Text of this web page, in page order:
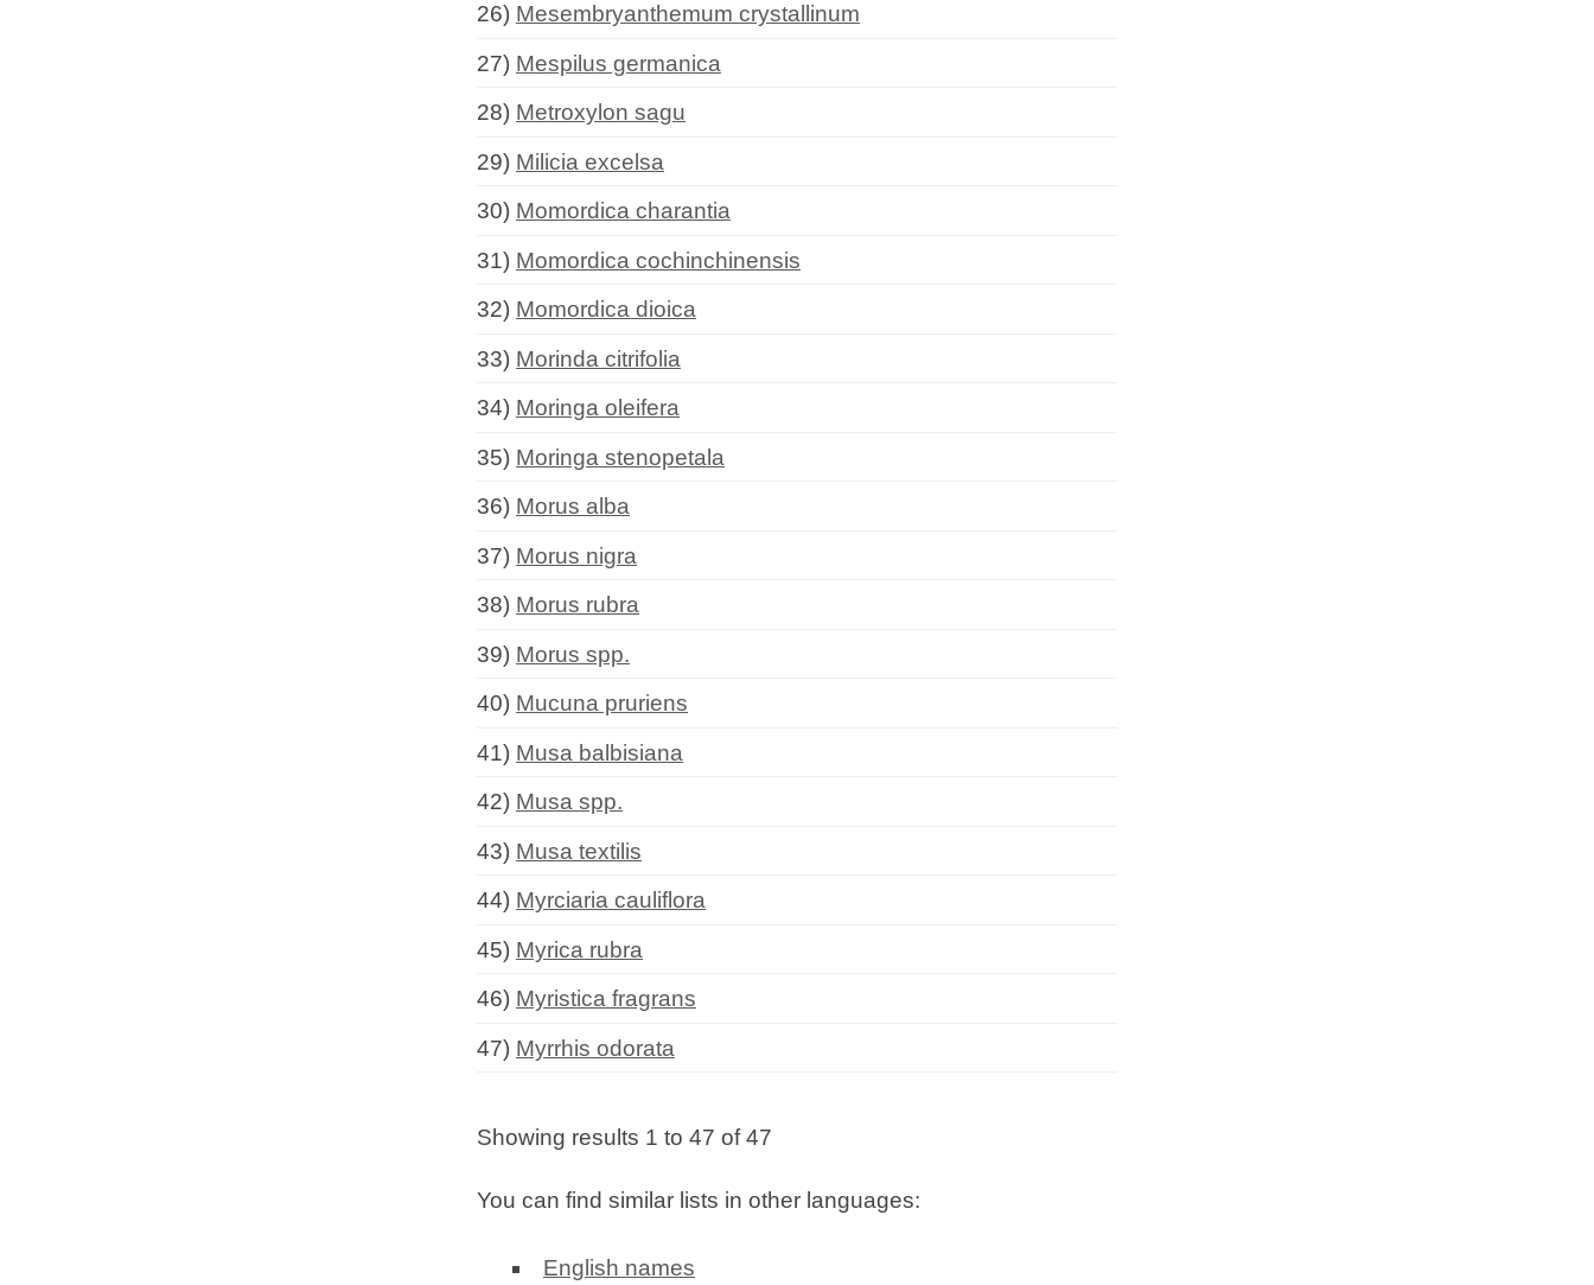
26) Mesembryanthemum crystallinum
27) Mespilus germanica
28) Metroxylon sagu
29) Milicia excelsa
30) Momordica charantia
31) Momordica cochinchinensis
32) Momordica dioica
33) Morinda citrifolia
34) Moringa oleifera
35) Moringa stenopetala
36) Morus alba
37) Morus nigra
38) Morus rubra
39) Morus spp.
40) Mucuna pruriens
41) Musa balbisiana
42) Musa spp.
43) Musa textilis
44) Myrciaria cauliflora
45) Myrica rubra
46) Myristica fragrans
47) Myrrhis odorata
Showing results 1 to 47 of 47
You can find similar lists in other languages:
English names